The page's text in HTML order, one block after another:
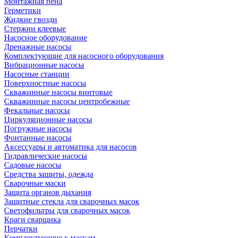
Герметики
Жидкие гвозди
Стержни клеевые
Насосное оборудование
Дренажные насосы
Комплектующие для насосного оборудования
Вибрационные насосы
Насосные станции
Поверхностные насосы
Скважинные насосы винтовые
Скважинные насосы центробежные
Фекальные насосы
Циркуляционные насосы
Погружные насосы
Фонтанные насосы
Аксессуары и автоматика для насосов
Гидравлические насосы
Садовые насосы
Средства защиты, одежда
Сварочные маски
Защита органов дыхания
Защитные стекла для сварочных масок
Светофильтры для сварочных масок
Краги сварщика
Перчатки